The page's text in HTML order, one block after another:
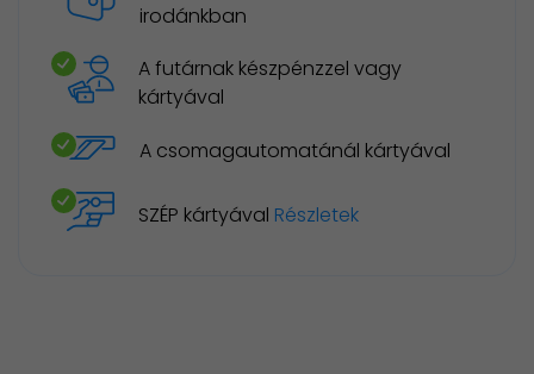
irodánkban
A futárnak készpénzzel vagy
kártyával
A csomagautomatánál kártyával
SZÉP kártyával Részletek